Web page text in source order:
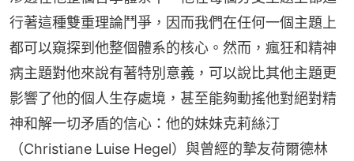
行著這種雙重理論鬥爭，因而我們在任何一個主題上
都可以窺探到他整個體系的核心。然而，瘋狂和精神
病主題對他來說有著特別意義，可以說比其他主題更
影響了他的個人生存處境，甚至能夠動搖他對絕對精
神和解一切矛盾的信心：他的妹妹克莉絲汀
（Christiane Luise Hegel）與曾經的摯友荷爾德林